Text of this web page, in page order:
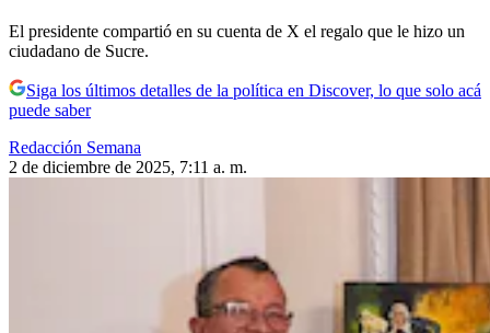
El presidente compartió en su cuenta de X el regalo que le hizo un
ciudadano de Sucre.
Siga los últimos detalles de la política en Discover, lo que solo acá
puede saber
Redacción Semana
2 de diciembre de 2025, 7:11 a. m.